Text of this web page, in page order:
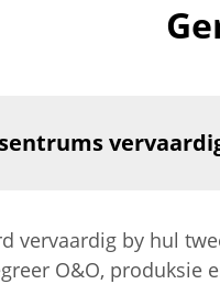
vervaardig by hul
O&O, produksie